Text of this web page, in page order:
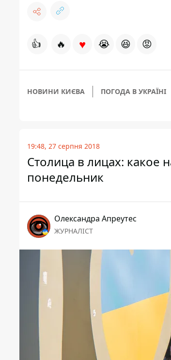
👍 🔥 ♥ 😭 😆 😡
НОВИНИ КИЄВА ПОГОДА В УКРАЇНІ
19:48, 27 серпня 2018
Столица в лицах: какое
понедельник
Олександра Апреутес
ЖУРНАЛІСТ